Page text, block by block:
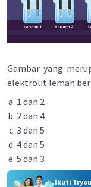
Gambar yang
elektrolit lemah
1 dan 2
2 dan 4
3 dan 5
4 dan 5
5 dan 3
Ikuti